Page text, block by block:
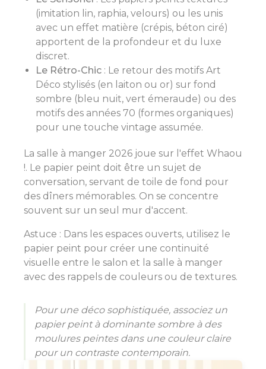
(imitation lin, raphia, velours) ou les unis
avec un effet matière (crépis, béton ciré)
apportent de la profondeur et du luxe
discret.
Le Rétro-Chic : Le retour des motifs Art
Déco stylisés (en laiton ou or) sur fond
sombre (bleu nuit, vert émeraude) ou des
motifs des années 70 (formes organiques)
pour une touche vintage assumée.
La salle à manger 2026 joue sur l'effet Whaou
!. Le papier peint doit être un sujet de
conversation, servant de toile de fond pour
des dîners mémorables. On se concentre
souvent sur un seul mur d'accent.
Astuce : Dans les espaces ouverts, utilisez le
papier peint pour créer une continuité
visuelle entre le salon et la salle à manger
avec des rappels de couleurs ou de textures.
Pour une déco sophistiquée, associez un
papier peint à dominante sombre à des
moulures peintes dans une couleur claire
pour un contraste contemporain.